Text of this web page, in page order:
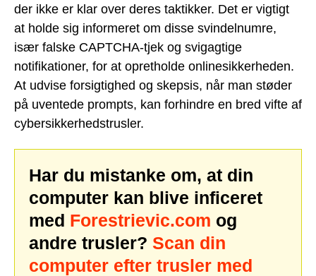
der ikke er klar over deres taktikker. Det er vigtigt
at holde sig informeret om disse svindelnumre,
især falske CAPTCHA-tjek og svigagtige
notifikationer, for at opretholde onlinesikkerheden.
At udvise forsigtighed og skepsis, når man støder
på uventede prompts, kan forhindre en bred vifte af
cybersikkerhedstrusler.
Har du mistanke om, at din
computer kan blive inficeret
med Forestrievic.com og
andre trusler? Scan din
computer efter trusler med